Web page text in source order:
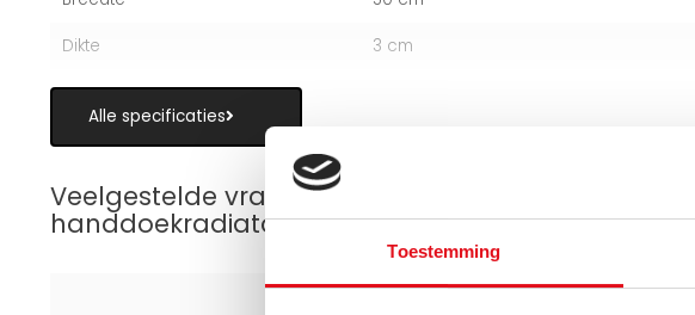
Toestemming
Dikte 3 cm
Alle specificaties
Veelgestelde vragen over elektrische
handdoekradiatoren